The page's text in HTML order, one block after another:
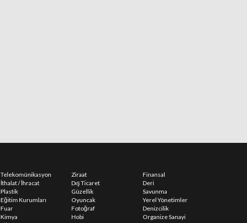
Telekomünikasyon
İthalat / İhracat
Plastik
Eğitim Kurumları
Fuar
Kimya
Ziraat
Dış Ticaret
Güzellik
Oyuncak
Fotoğraf
Hobi
Finansal
Deri
Savunma
Yerel Yönetimler
Denizcilik
Organize Sanayi